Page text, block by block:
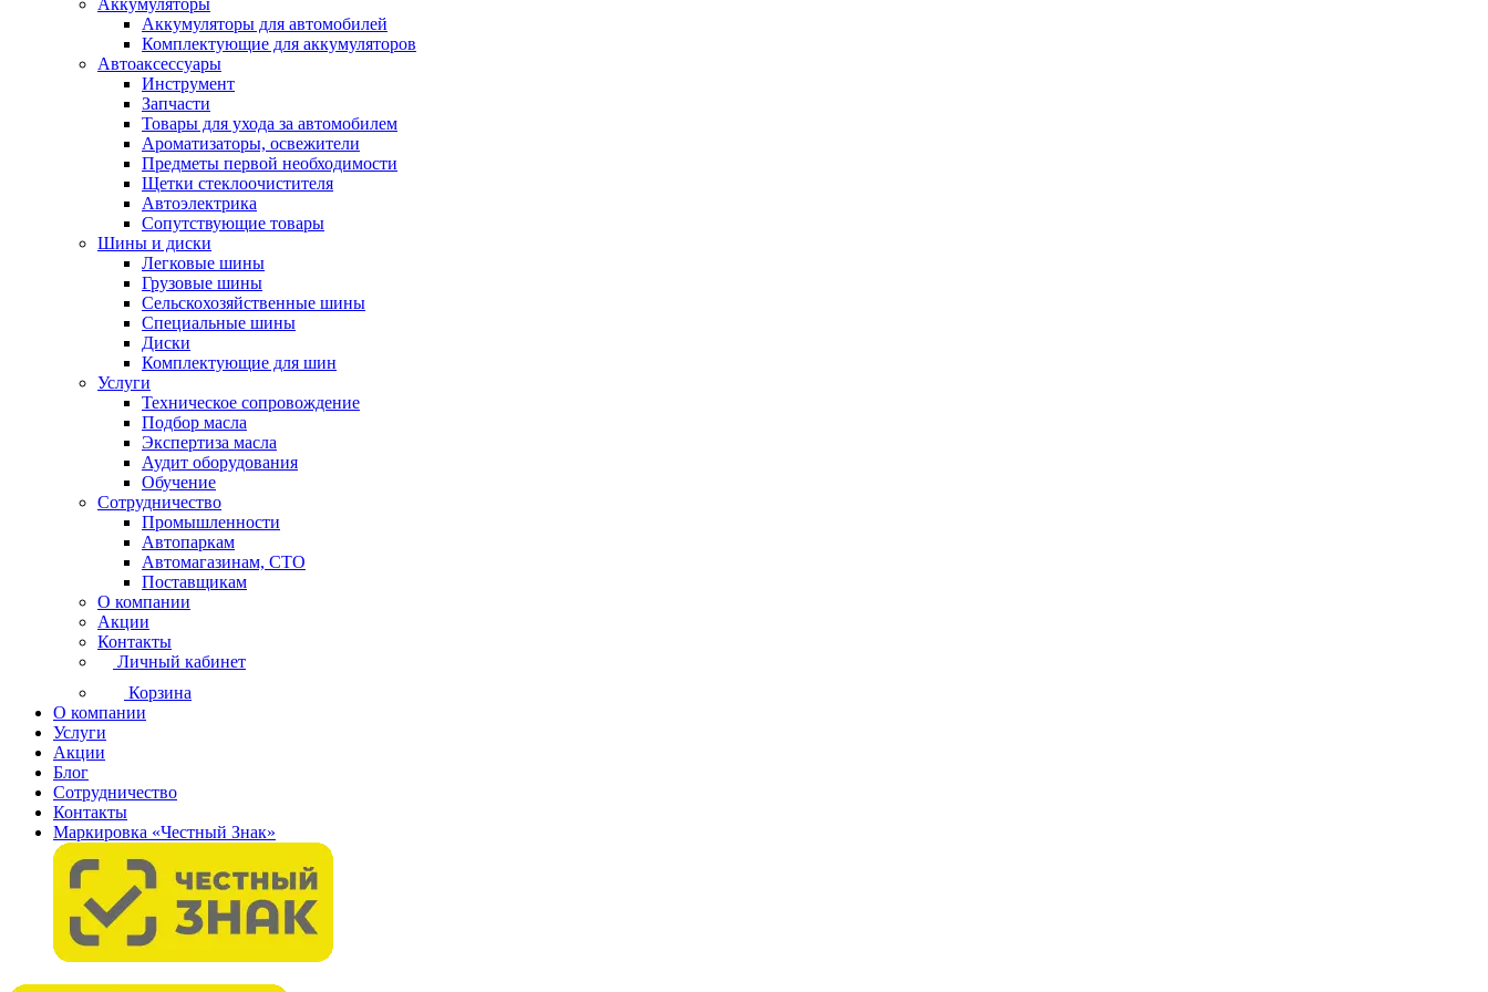
Аккумуляторы
Аккумуляторы для автомобилей
Комплектующие для аккумуляторов
Автоаксессуары
Инструмент
Запчасти
Товары для ухода за автомобилем
Ароматизаторы, освежители
Предметы первой необходимости
Щетки стеклоочистителя
Автоэлектрика
Сопутствующие товары
Шины и диски
Легковые шины
Грузовые шины
Сельскохозяйственные шины
Специальные шины
Диски
Комплектующие для шин
Услуги
Техническое сопровождение
Подбор масла
Экспертиза масла
Аудит оборудования
Обучение
Сотрудничество
Промышленности
Автопаркам
Автомагазинам, СТО
Поставщикам
О компании
Акции
Контакты
Личный кабинет
Корзина
О компании
Услуги
Акции
Блог
Сотрудничество
Контакты
Маркировка «Честный Знак»